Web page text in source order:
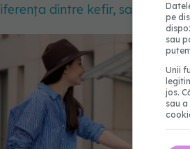
dintre kefir, sana și
pe
sau
Unii
jos.
sau